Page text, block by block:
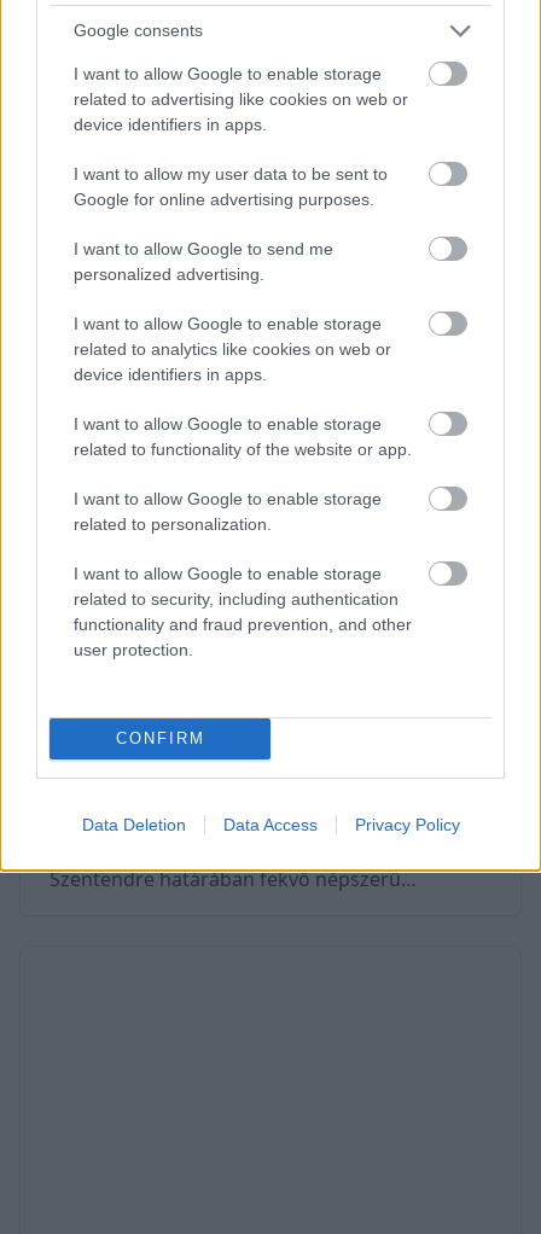
Google consents
I want to allow Google to enable storage
related to advertising like cookies on web or
device identifiers in apps.
I want to allow my user data to be sent to
Google for online advertising purposes.
I want to allow Google to send me
personalized advertising.
I want to allow Google to enable storage
related to analytics like cookies on web or
device identifiers in apps.
I want to allow Google to enable storage
related to functionality of the website or app.
I want to allow Google to enable storage
related to personalization.
I want to allow Google to enable storage
related to security, including authentication
functionality and fraud prevention, and other
user protection.
CONFIRM
Data Deletion Data Access Privacy Policy
Tündér szikla - Megközelítés, útvonal,
kialakulás ...
2022. október 3.
A Tündér szikla a leghíresebb pontja az azonos
nevű Tündér hegynek, ami a János-hegy egyik
nyúlványa. A 383 méter magas hegy 1977 óta
védett, és a Budai Tájvédelmi Körzet része a
Budai hegységben. Népszerű kirándulóhely az
Erzsébet kilátó mellett a Normafán. A könnyű
terepnek köszönhetően ideális gyerekekkel és
panoráma miatt kapta 1847-ben. A sziklától
mögöttünk pedig a János hegy. Tiszta időben
Vasas szakadék 2024 - Leírás,
2022. szeptember 12.
A Visegrádi hegység egy újabb
gyöngyszeméhez érkeztünk el, a 8 méteres
Szentendre határában fekvő népszerű